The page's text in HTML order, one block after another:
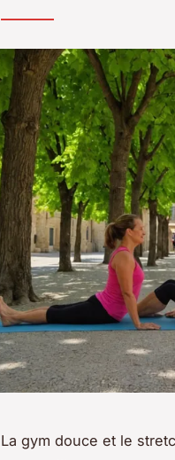
La gym douce et le